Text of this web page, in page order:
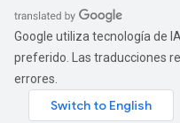
Google utiliza tecnología de
preferido. Las traducciones
errores.